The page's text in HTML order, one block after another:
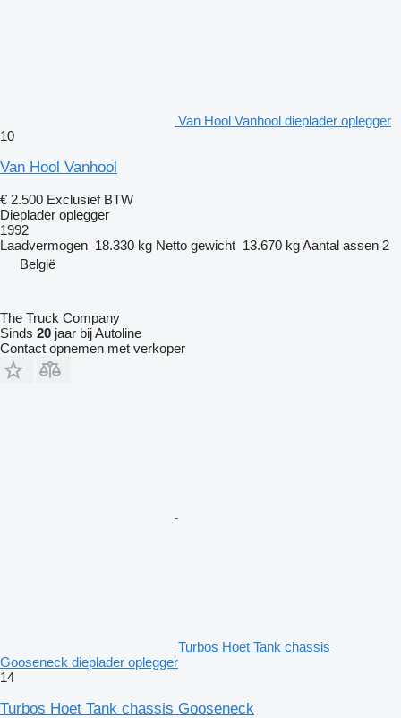
Van Hool Vanhool dieplader oplegger
10
Van Hool Vanhool
€ 2.500 Exclusief BTW
Dieplader oplegger
1992
Laadvermogen 18.330 kg Netto gewicht 13.670 kgAantal assen 2
België
The Truck Company
Sinds 20 jaar bij Autoline
Contact opnemen met verkoper
Turbos Hoet Tank chassis
Gooseneck dieplader oplegger
14
Turbos Hoet Tank chassis Gooseneck